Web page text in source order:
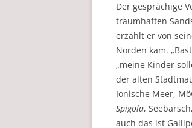
Der gesprächige
traumhaften
erzählt er von
Norden kam.
„meine Kinder
der alten
Ionische Meer,
Spigola,
auch das ist